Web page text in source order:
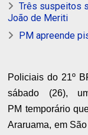
Três suspeitos
João de Meriti
PM apreende
Policiais do 21º
sábado (26),
PM temporário
Araruama, em